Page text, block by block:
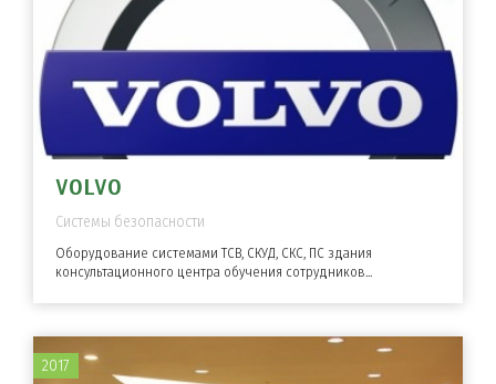
VOLVO
Системы безопасности
Оборудование системами ТСВ, СКУД, СКС, ПС здания
консультационного центра обучения сотрудников...
2017